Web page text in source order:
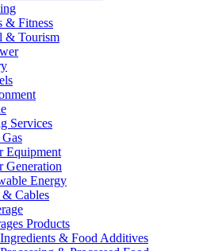
& Fitness
& Tourism
Services
Equipment
Generation
Energy
& Cables
Products
& Food Additives